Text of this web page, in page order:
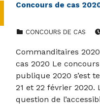
Concours de cas
CONCOURS DE CAS
Commanditaires
cas 2020 Le
publique 2020 s’est
21 et 22 février
question de